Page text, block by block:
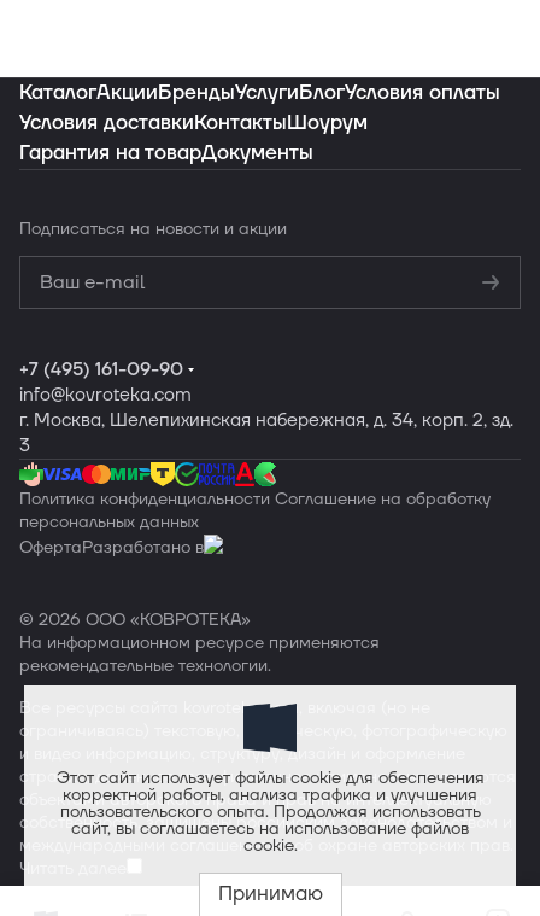
КаталогАкцииБрендыУслугиБлогУсловия оплаты
Условия доставкиКонтактыШоурум
Гарантия на товарДокументы
Подписаться на новости и акции
конфиденциальности
Обработку
персональных данных
+7 (495) 161-09-90
info@kovroteka.com
г. Москва, Шелепихинская набережная, д. 34, корп. 2, зд.
3
Политика конфиденциальности Соглашение на обработку
персональных данных
ОфертаРазработано в
© 2026 ООО «КОВРОТЕКА»
На информационном ресурсе применяются
рекомендательные технологии.
Все ресурсы сайта
kovroteka.com
ограничиваясь) текстовую, графическую, фотографическую
и видео информацию, структуру, дизайн и оформление
страниц, доменное имя, фирменное наименование являются
объектами авторского права и прав на интеллектуальную
собственность, защищены российским законодательством и
международными соглашениями об охране авторских прав.
Читать далее
Этот сайт использует файлы cookie для обеспечения
корректной работы, анализа трафика и улучшения
пользовательского опыта. Продолжая использовать
сайт, вы соглашаетесь на использование файлов
cookie.
Принимаю